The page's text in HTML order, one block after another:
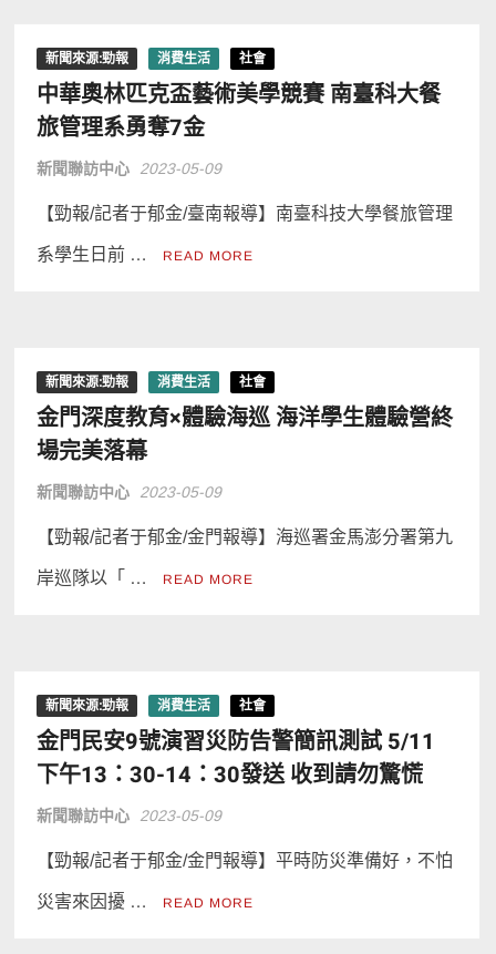
新聞來源:勁報 消費生活 社會
中華奧林匹克盃藝術美學競賽 南臺科大餐
旅管理系勇奪7金
新聞聯訪中心 2023-05-09
【勁報/記者于郁金/臺南報導】南臺科技大學餐旅管理
系學生日前 … READ MORE
新聞來源:勁報 消費生活 社會
金門深度教育×體驗海巡 海洋學生體驗營終
場完美落幕
新聞聯訪中心 2023-05-09
【勁報/記者于郁金/金門報導】海巡署金馬澎分署第九
岸巡隊以「 … READ MORE
新聞來源:勁報 消費生活 社會
金門民安9號演習災防告警簡訊測試 5/11
下午13：30-14：30發送 收到請勿驚慌
新聞聯訪中心 2023-05-09
【勁報/記者于郁金/金門報導】平時防災準備好，不怕
災害來因擾 … READ MORE